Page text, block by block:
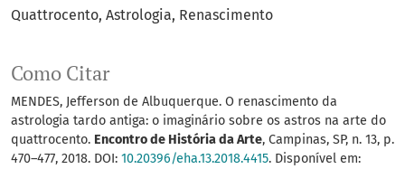
Quattrocento Astrologia Renascimento
Como Citar
MENDES, Jefferson de Albuquerque. O renascimento da
astrologia tardo antiga: o imaginário sobre os astros na arte do
quattrocento. Encontro de História da Arte, Campinas, SP, n. 13, p.
470–477, 2018. DOI: 10.20396/eha.13.2018.4415. Disponível em: